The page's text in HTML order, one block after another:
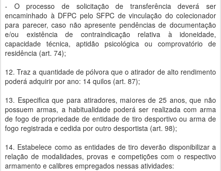
- O processo de solicitação de transferência deverá ser
encaminhado à DFPC pelo SFPC de vinculação do colecionador
para parecer, caso não apresente pendências de documentação
e/ou existência de contraindicação relativa à idoneidade,
capacidade técnica, aptidão psicológica ou comprovatório de
residência (art. 74);
12. Traz a quantidade de pólvora que o atirador de alto rendimento
poderá adquirir por ano: 14 quilos (art. 87);
13. Especifica que para atiradores, maiores de 25 anos, que não
possuem armas, a habitualidade poderá ser realizada com arma
de fogo de propriedade de entidade de tiro desportivo ou arma de
fogo registrada e cedida por outro desportista (art. 98);
14. Estabelece como as entidades de tiro deverão disponibilizar a
relação de modalidades, provas e competições com o respectivo
armamento e calibres empregados nessas atividades: